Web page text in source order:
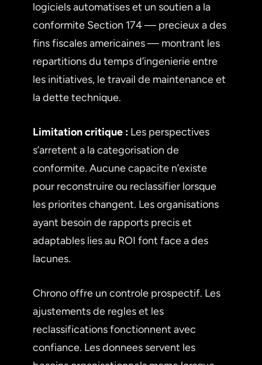
logiciels automatises et un soutien a la
conformite Section 174 — precieux a des
fins fiscales americaines — montrant les
repartitions du temps d’ingenierie entre
les initiatives, le travail de maintenance et
la dette technique.
Limitation critique : Les perspectives
s’arretent a la categorisation de
conformite. Aucune capacite n’existe
pour reconstruire ou reclassifier lorsque
les priorites changent. Les organisations
ayant besoin de rapports precis et
adaptables lies au ROI font face a des
lacunes.
Chrono offre un controle prospectif. Les
ajustements de regles et les
reclassifications fonctionnent avec
confiance. Les donnees servent les